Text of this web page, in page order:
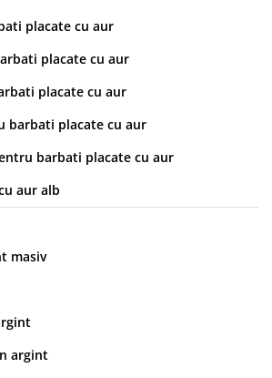
placate cu aur
placate cu aur
placate cu aur
barbati placate cu aur
barbati placate cu aur
aur alb
masiv
argint